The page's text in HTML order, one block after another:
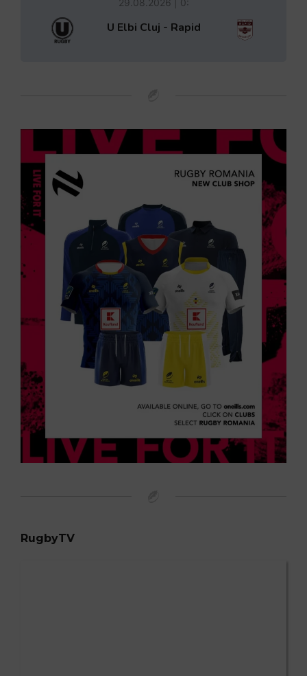
U Elbi Cluj - Rapid
RugbyTV